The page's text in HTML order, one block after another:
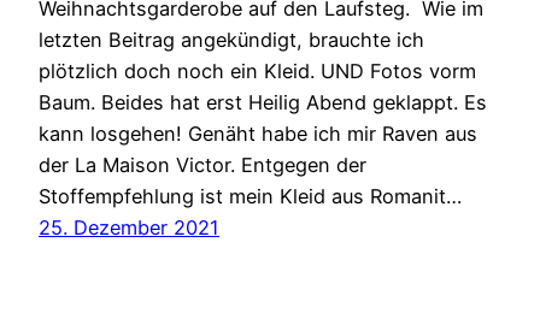
Weihnachtsgarderobe auf den Laufsteg. Wie im
letzten Beitrag angekündigt, brauchte ich
plötzlich doch noch ein Kleid. UND Fotos vorm
Baum. Beides hat erst Heilig Abend geklappt. Es
kann losgehen! Genäht habe ich mir Raven aus
der La Maison Victor. Entgegen der
Stoffempfehlung ist mein Kleid aus Romanit…
25. Dezember 2021